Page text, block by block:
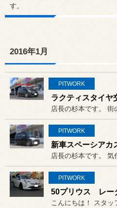
す。
2016年1月
PITWORK
PITWORK
新車スペーシアカ
PITWORK